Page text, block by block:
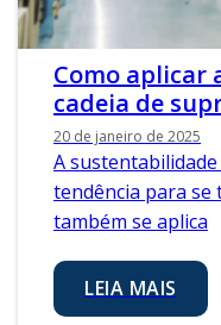
Como aplicar
cadeia de
20 de janeiro de 2025
A
tendência para
também se aplica
LEIA MAIS